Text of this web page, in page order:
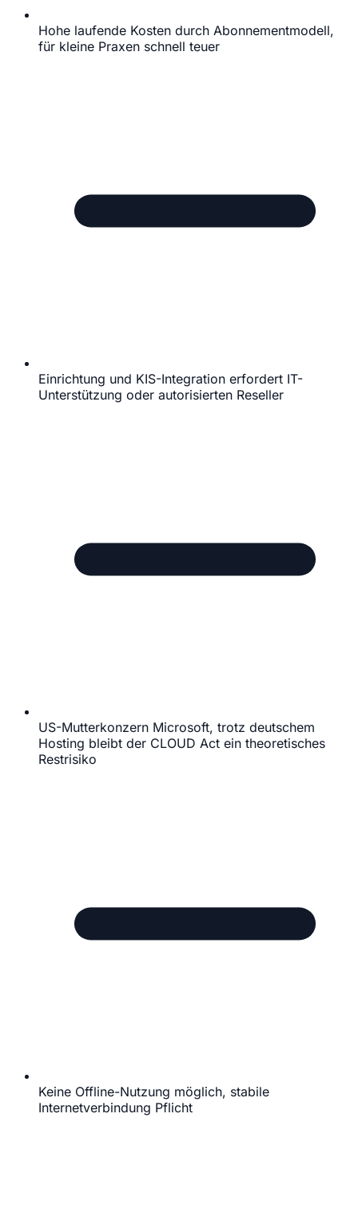
Hohe laufende Kosten durch Abonnementmodell,
für kleine Praxen schnell teuer
Einrichtung und KIS-Integration erfordert IT-
Unterstützung oder autorisierten Reseller
US-Mutterkonzern Microsoft, trotz deutschem
Hosting bleibt der CLOUD Act ein theoretisches
Restrisiko
Keine Offline-Nutzung möglich, stabile
Internetverbindung Pflicht